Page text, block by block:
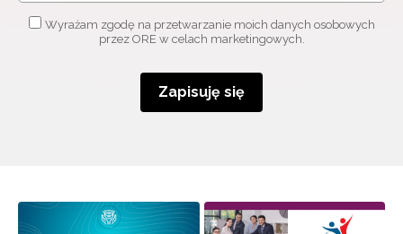
Wyrażam zgodę na przetwarzanie moich danych osobowych
przez ORE w celach marketingowych.
Zapisuję się
Zapisuję się